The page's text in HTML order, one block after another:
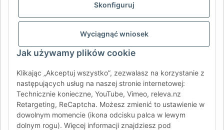
Skonfiguruj
Wyciągnąć wniosek
Jak używamy plików cookie
Klikając „Akceptuj wszystko”, zezwalasz na korzystanie z
następujących usług na naszej stronie internetowej:
Technicznie konieczne, YouTube, Vimeo, releva.nz
Retargeting, ReCaptcha. Możesz zmienić to ustawienie w
dowolnym momencie (ikona odcisku palca w lewym
dolnym rogu). Więcej informacji znajdziesz pod
BE (NL) BE (FR)
SE FI
RO HR
AFATEK International| Twój partner w zakresie części
zamiennych do przyczep i pojazdów samochodowych